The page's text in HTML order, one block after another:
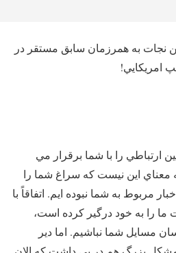
نجات به همرزمان سابق مستقر در
امريكايي!
ارتباطي را با شما برقرار مي
معناي اين نيست كه سراغ شما را
مربوط به شما نبوده ايم. اتفاقاً‌ با
را به خود درگير كرده است،
مسايل شما نباشيم. اما دير